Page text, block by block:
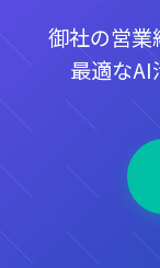
御社の営業
最適なAI